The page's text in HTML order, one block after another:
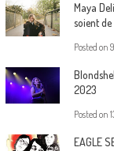
Maya
soient de
Posted on
2023
Posted on
EAGLE